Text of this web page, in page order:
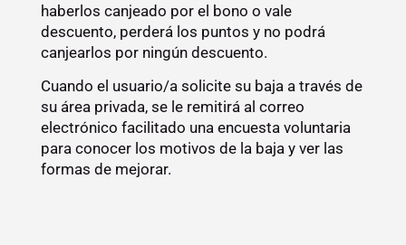
haberlos canjeado por el bono o vale
descuento, perderá los puntos y no podrá
canjearlos por ningún descuento.
Cuando el usuario/a solicite su baja a través de
su área privada, se le remitirá al correo
electrónico facilitado una encuesta voluntaria
para conocer los motivos de la baja y ver las
formas de mejorar.